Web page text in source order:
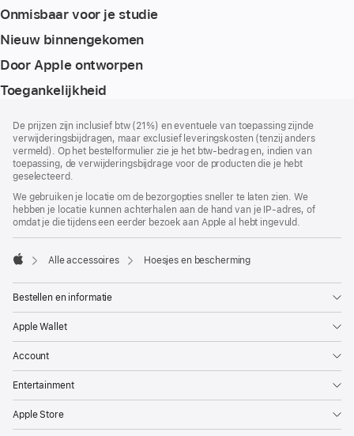
Onmisbaar voor je studie
Nieuw binnengekomen
Door Apple ontworpen
Toegankelijkheid
De prijzen zijn inclusief btw (21%) en eventuele van toepassing zijnde
verwijderingsbijdragen, maar exclusief leveringskosten (tenzij anders
vermeld). Op het bestelformulier zie je het btw-bedrag en, indien van
toepassing, de verwijderingsbijdrage voor de producten die je hebt
geselecteerd.
We gebruiken je locatie om de bezorgopties sneller te laten zien. We
hebben je locatie kunnen achterhalen aan de hand van je IP-adres, of
omdat je die tijdens een eerder bezoek aan Apple al hebt ingevuld.
Alle accessoires Hoesjes en bescherming
Bestellen en informatie
Apple Wallet
Account
Entertainment
Apple Store